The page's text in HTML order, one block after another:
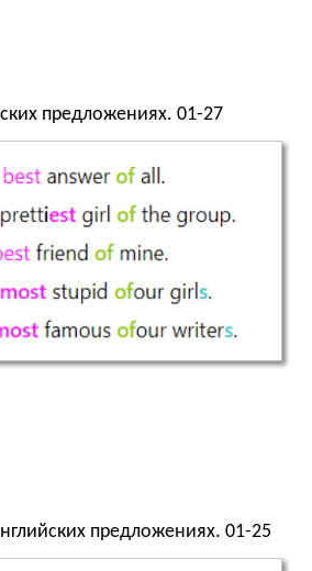
предложениях. 01-27
предложениях. 01-25